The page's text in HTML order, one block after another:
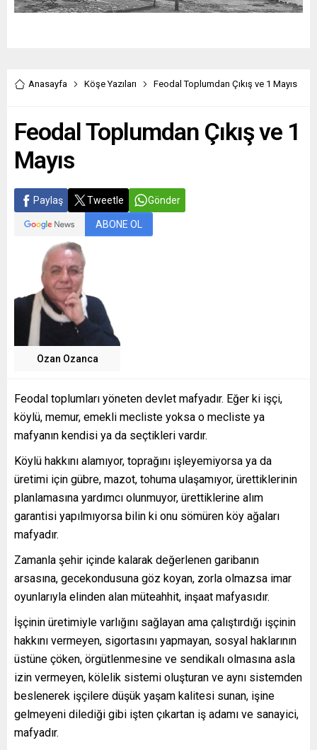
Anasayfa Köşe Yazıları Feodal Toplumdan Çıkış ve 1 Mayıs
Feodal Toplumdan Çıkış ve 1
Mayıs
Paylaş Tweetle Gönder
ABONE OL
Ozan Ozanca
Feodal toplumları yöneten devlet mafyadır. Eğer ki işçi,
köylü, memur, emekli mecliste yoksa o mecliste ya
mafyanın kendisi ya da seçtikleri vardır.
Köylü hakkını alamıyor, toprağını işleyemiyorsa ya da
üretimi için gübre, mazot, tohuma ulaşamıyor, ürettiklerinin
planlamasına yardımcı olunmuyor, ürettiklerine alım
garantisi yapılmıyorsa bilin ki onu sömüren köy ağaları
mafyadır.
Zamanla şehir içinde kalarak değerlenen garibanın
arsasına, gecekondusuna göz koyan, zorla olmazsa imar
oyunlarıyla elinden alan müteahhit, inşaat mafyasıdır.
İşçinin üretimiyle varlığını sağlayan ama çalıştırdığı işçinin
hakkını vermeyen, sigortasını yapmayan, sosyal haklarının
üstüne çöken, örgütlenmesine ve sendikalı olmasına asla
izin vermeyen, kölelik sistemi oluşturan ve aynı sistemden
beslenerek işçilere düşük yaşam kalitesi sunan, işine
gelmeyeni dilediği gibi işten çıkartan iş adamı ve sanayici,
mafyadır.